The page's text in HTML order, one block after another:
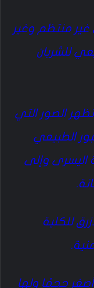
غير منتظم وغير
للشريان
الصور التي
الطبيعي
اليسرى وإلى
للكلية
حجمًا ولها